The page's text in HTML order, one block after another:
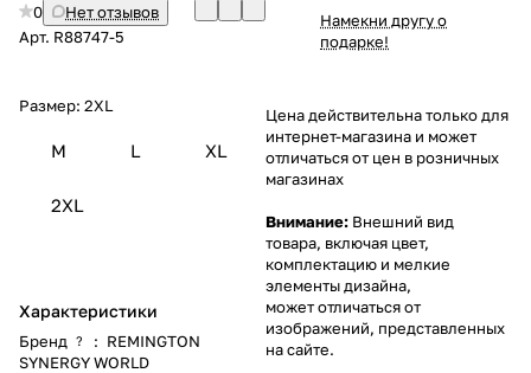
0
Нет отзывов
Арт. R88747-5
Размер: 2XL
M L XL
2XL
Характеристики
Бренд ? : REMINGTON
SYNERGY WORLD
Намекни другу о
подарке!
Цена действительна только для
интернет-магазина и может
отличаться от цен в розничных
магазинах
Внимание: Внешний вид
товара, включая цвет,
комплектацию и мелкие
элементы дизайна,
может отличаться от
изображений, представленных
на сайте.